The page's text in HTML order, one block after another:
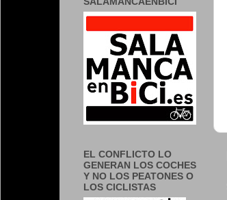
EL CONFLICTO LO
GENERAN LOS COCHES
Y NO LOS PEATONES O
LOS CICLISTAS